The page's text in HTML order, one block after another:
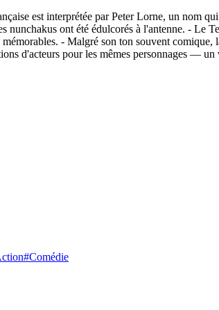
est interprétée par Peter Lorne, un nom
ont été édulcorés à l'antenne. - Le
- Malgré son ton souvent
d'acteurs pour les mêmes personnages —
#Comédie